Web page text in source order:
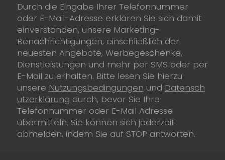
Durch die Eingabe Ihrer Telefonnummer
oder E-Mail-Adresse erklären Sie sich damit
einverstanden, unsere Marketing-
Benachrichtigungen, einschließlich der
neuesten Angebote, Werbegeschenke,
Dienstleistungen und mehr per SMS oder per
E-Mail zu erhalten. Bitte lesen Sie hierzu
unsere Nutzungsbedingungen und Datensch
utzerklärung durch, bevor Sie Ihre
Telefonnummer oder E-Mail Adresse
übermitteln. Sie können sich jederzeit
abmelden, indem Sie auf STOP antworten.